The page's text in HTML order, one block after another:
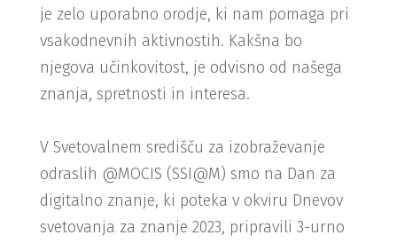
je zelo uporabno orodje, ki nam pomaga pri
vsakodnevnih aktivnostih. Kakšna bo
njegova učinkovitost, je odvisno od našega
znanja, spretnosti in interesa.
V Svetovalnem središču za izobraževanje
odraslih @MOCIS (SSI@M) smo na Dan za
digitalno znanje, ki poteka v okviru Dnevov
svetovanja za znanje 2023, pripravili 3-urno